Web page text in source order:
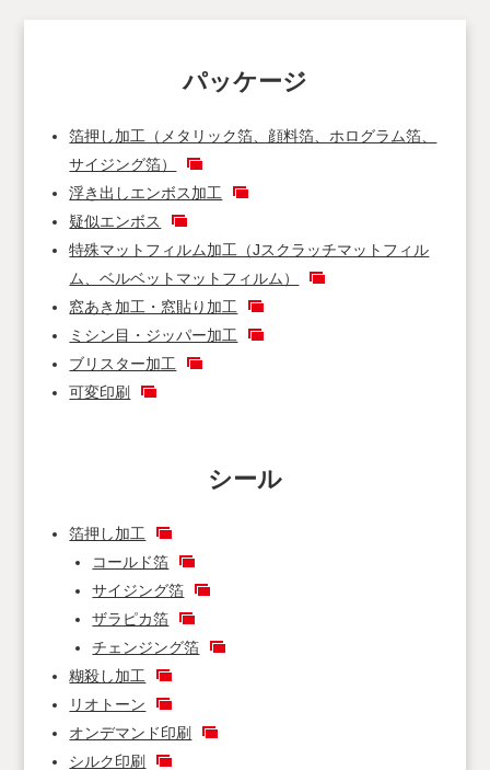
パッケージ
箔押し加工（メタリック箔、顔料箔、ホログラム箔、
サイジング箔）
浮き出しエンボス加工
疑似エンボス
特殊マットフィルム加工（Jスクラッチマットフィル
ム、ベルベットマットフィルム）
窓あき加工・窓貼り加工
ミシン目・ジッパー加工
ブリスター加工
可変印刷
シール
箔押し加工
コールド箔
サイジング箔
ザラピカ箔
チェンジング箔
糊殺し加工
リオトーン
オンデマンド印刷
シルク印刷